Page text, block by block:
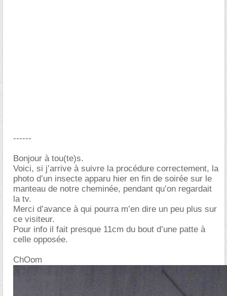
------
Bonjour à tou(te)s.
Voici, si j’arrive à suivre la procédure correctement, la
photo d’un insecte apparu hier en fin de soirée sur le
manteau de notre cheminée, pendant qu’on regardait
la tv.
Merci d’avance à qui pourra m’en dire un peu plus sur
ce visiteur.
Pour info il fait presque 11cm du bout d’une patte à
celle opposée.
ChOom